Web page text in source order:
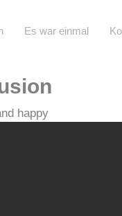
Es war einmal
happy